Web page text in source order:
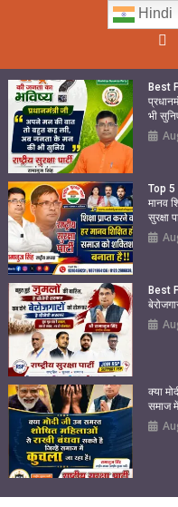
Best
भी
Top 5
मानव
सुरक्षा
Best
क्या
समाज
Hindi